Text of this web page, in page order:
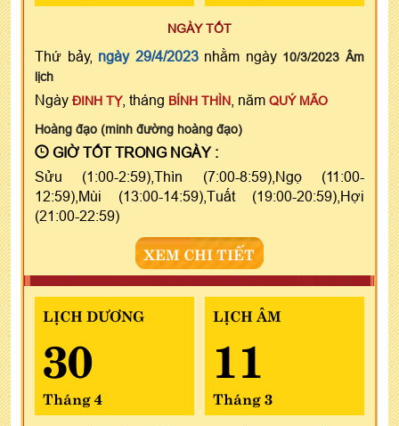
NGÀY TỐT
Thứ bảy, ngày 29/4/2023nhằm ngày 10/3/2023 Âm
lịch
Ngày ĐINH TỴ, tháng BÍNH THÌN , năm QUÝ MÃO
Hoàng đạo (minh đường hoàng đạo)
GIỜ TỐT TRONG NGÀY :
Sửu (1:00-2:59),Thìn (7:00-8:59),Ngọ (11:00-
12:59),Mùi (13:00-14:59),Tuất (19:00-20:59),Hợi
(21:00-22:59)
XEM CHI TIẾT
LỊCH DƯƠNG
30
Tháng 4
LỊCH ÂM
11
Tháng 3